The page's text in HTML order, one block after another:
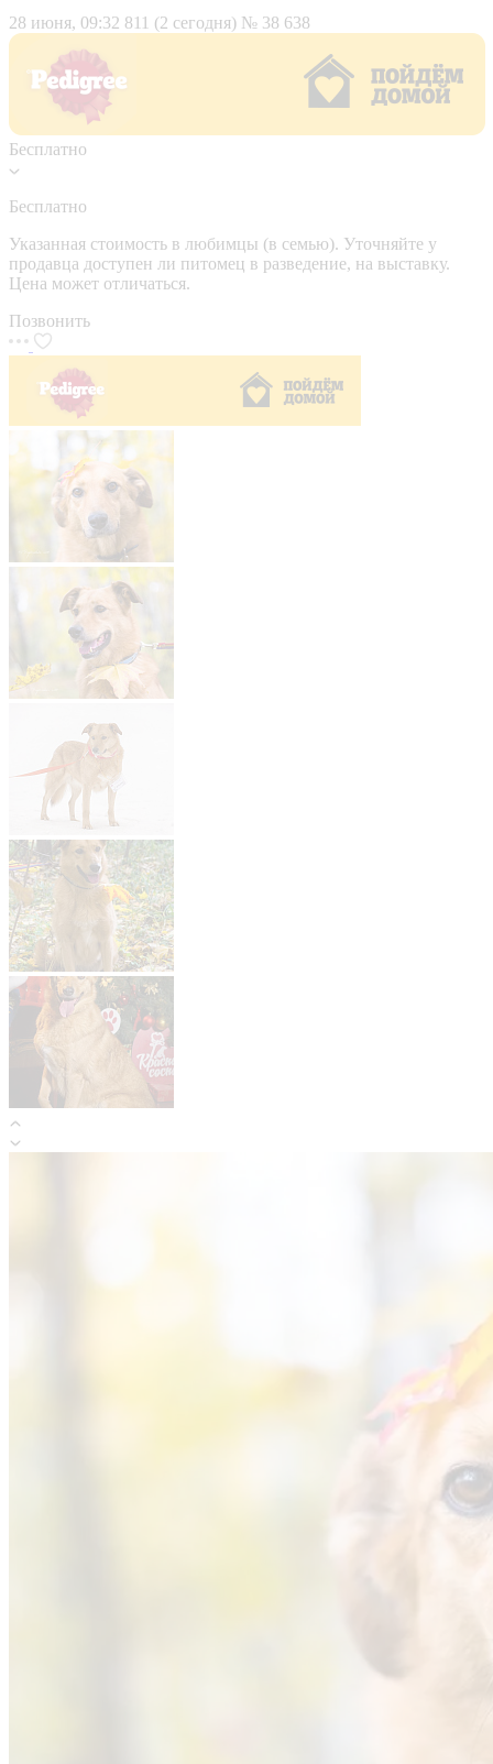
28 июня, 09:32 811 (2 сегодня) № 38 638
Бесплатно
Бесплатно
Указанная стоимость в любимцы (в семью). Уточняйте у
продавца доступен ли питомец в разведение, на выставку.
Цена может отличаться.
Позвонить